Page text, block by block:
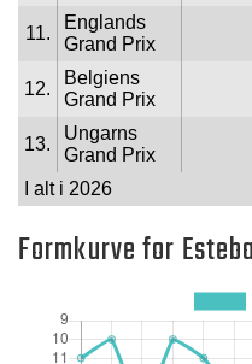
11.
Englands
Grand Prix
12.
Belgiens
Grand Prix
13.
Ungarns
Grand Prix
I alt i 2026
Formkurve for